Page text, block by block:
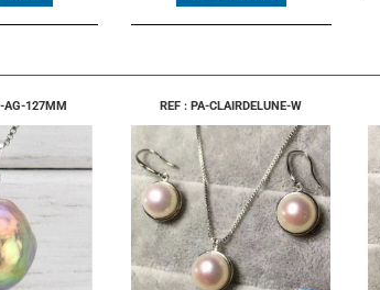
AG-127MM REF : PA-CLAIRDELUNE-W